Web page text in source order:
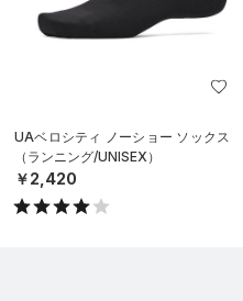
UAベロシティ ノーショー ソックス
（ランニング/UNISEX）
￥2,420